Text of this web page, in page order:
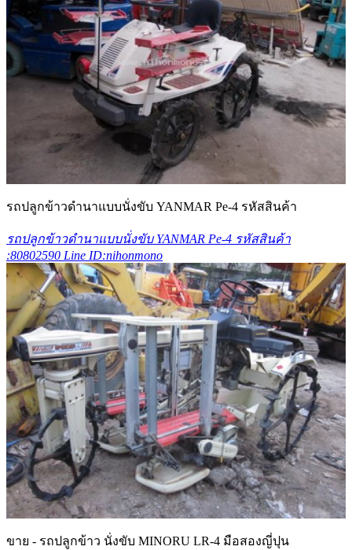
รถปลูกข้าวดำนาแบบนั่งขับ YANMAR Pe-4 รหัสสินค้า
รถปลูกข้าวดำนาแบบนั่งขับ YANMAR Pe-4 รหัสสินค้า
:80802590 Line ID:nihonmono
ขาย - รถปลูกข้าว นั่งขับ MINORU LR-4 มือสองญี่ปุน